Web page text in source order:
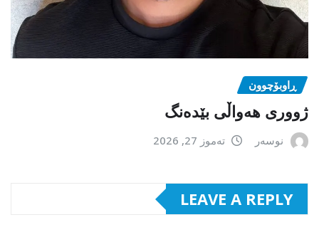
ڕاوبۆچوون
ژووری هەواڵی بێدەنگ
نوسەر تەموز 27, 2026
LEAVE A REPLY